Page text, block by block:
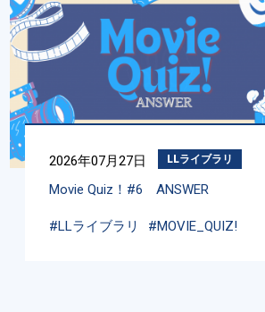
2026年07月27日 LLライブラリ
Movie Quiz！#6 ANSWER
#LLライブラリ #MOVIE_QUIZ!